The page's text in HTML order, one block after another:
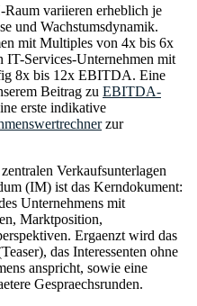
variieren erheblich je
und Wachstumsdynamik.
mit Multiples von 4x bis 6x
Services-Unternehmen mit
8x bis 12x EBITDA. Eine
Beitrag zu EBITDA-
erste indikative
zur
Verkaufsunterlagen
(IM) ist das Kerndokument:
Unternehmens mit
Marktposition,
Ergaenzt wird das
das Interessenten ohne
anspricht, sowie eine
Gespraechsrunden.